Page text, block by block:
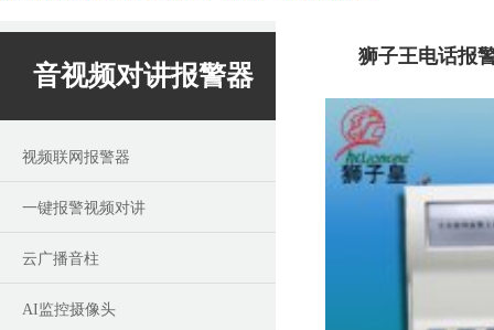
音视频对讲报警器
视频联网报警器
一键报警视频对讲
云广播音柱
AI监控摄像头
狮子王电话报